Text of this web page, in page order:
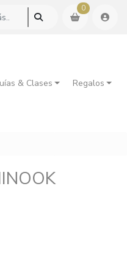
0
& Clases Regalos